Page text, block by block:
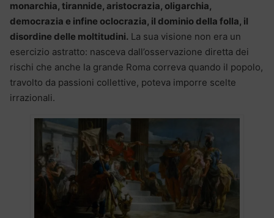
monarchia, tirannide, aristocrazia, oligarchia,
democrazia e infine oclocrazia, il dominio della folla, il
disordine delle moltitudini. La sua visione non era un
esercizio astratto: nasceva dall’osservazione diretta dei
rischi che anche la grande Roma correva quando il popolo,
travolto da passioni collettive, poteva imporre scelte
irrazionali.